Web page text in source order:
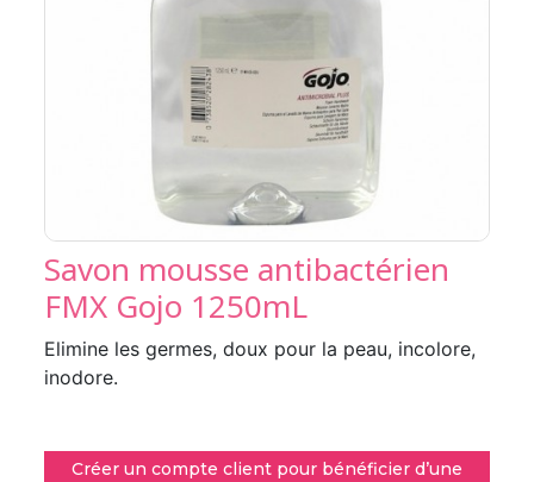
Savon mousse antibactérien
FMX Gojo 1250mL
Elimine les germes, doux pour la peau, incolore,
inodore.
Créer un compte client pour bénéficier d’une